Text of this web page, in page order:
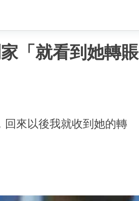
「就看到她轉賬
回來以後我就收到她的轉